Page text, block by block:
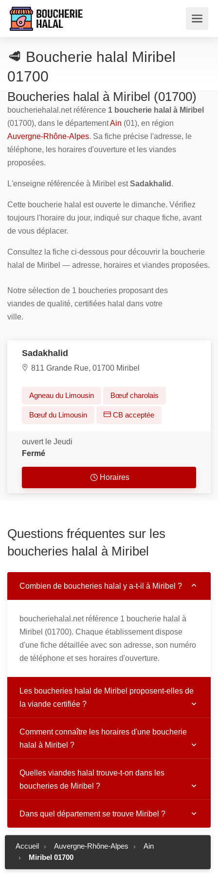
🥩 Boucherie halal Miribel
01700
Boucheries halal à Miribel (01700)
boucheriehalal.net référence 1 boucherie halal à Miribel
(01700), dans le départementAin (01), en région
Auvergne-Rhône-Alpes. Sa fiche précise l'adresse, le
téléphone, les horaires d'ouverture et les viandes
proposées.
L'enseigne référencée à Miribel estSadakhalid .
Cette boucherie halal est ouverte le dimanche. Vérifiez
toujours l'horaire du jour, indiqué sur chaque fiche, avant
de vous déplacer.
Consultez la fiche ci-dessous pour découvrir la boucherie
halal de Miribel — adresse, horaires et viandes proposées.
Notre sélection de 1 boucheries proposant des
viandes de qualité, certifiées halal dans votre
ville.
Sadakhalid
811 Grande Rue, 01700 Miribel
Agneau du Limousin Bœuf charolais
Bœuf du Limousin CB acceptée
ouvert le Jeudi
Fermé
Horaires
Questions fréquentes sur les
boucheries halal à Miribel
Combien de boucheries halal y a-t-il à Miribel ?
boucheriehalal.net référence 1 boucherie halal à
Miribel (01700). Chaque établissement dispose
d'une fiche détaillée avec son adresse, son numéro
de téléphone et ses horaires d'ouverture.
Les boucheries halal de Miribel proposent-elles de
la viande certifiée ?
Comment connaître les horaires d'une boucherie
halal à Miribel ?
Quelles viandes halal trouve-t-on dans les
boucheries de Miribel ?
Dans quel département se trouve Miribel ?
Accueil Auvergne-Rhône-Alpes
Ain
Miribel 01700